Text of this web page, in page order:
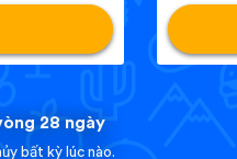
28 ngày
bất kỳ lúc nào.